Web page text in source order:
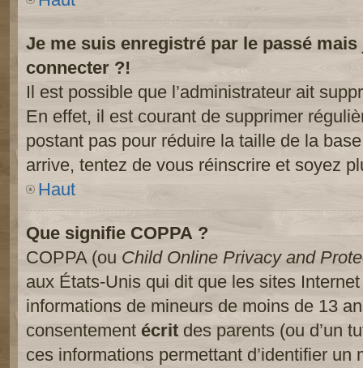
Je me suis enregistré par le passé
connecter ?!
Il est possible que l’administrateur ait
En effet, il est courant de supprimer
postant pas pour réduire la taille de la
arrive, tentez de vous réinscrire et soyez
Haut
Que signifie COPPA ?
COPPA (ou Child Online Privacy and
aux États-Unis qui dit que les sites
informations de mineurs de moins de 13
consentement écrit des parents (ou d’un
ces informations permettant d’identifier